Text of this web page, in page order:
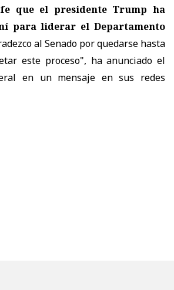
que el presidente Trump ha
para liderar el Departamento
al Senado por quedarse hasta
este proceso", ha anunciado el
en un mensaje en sus redes